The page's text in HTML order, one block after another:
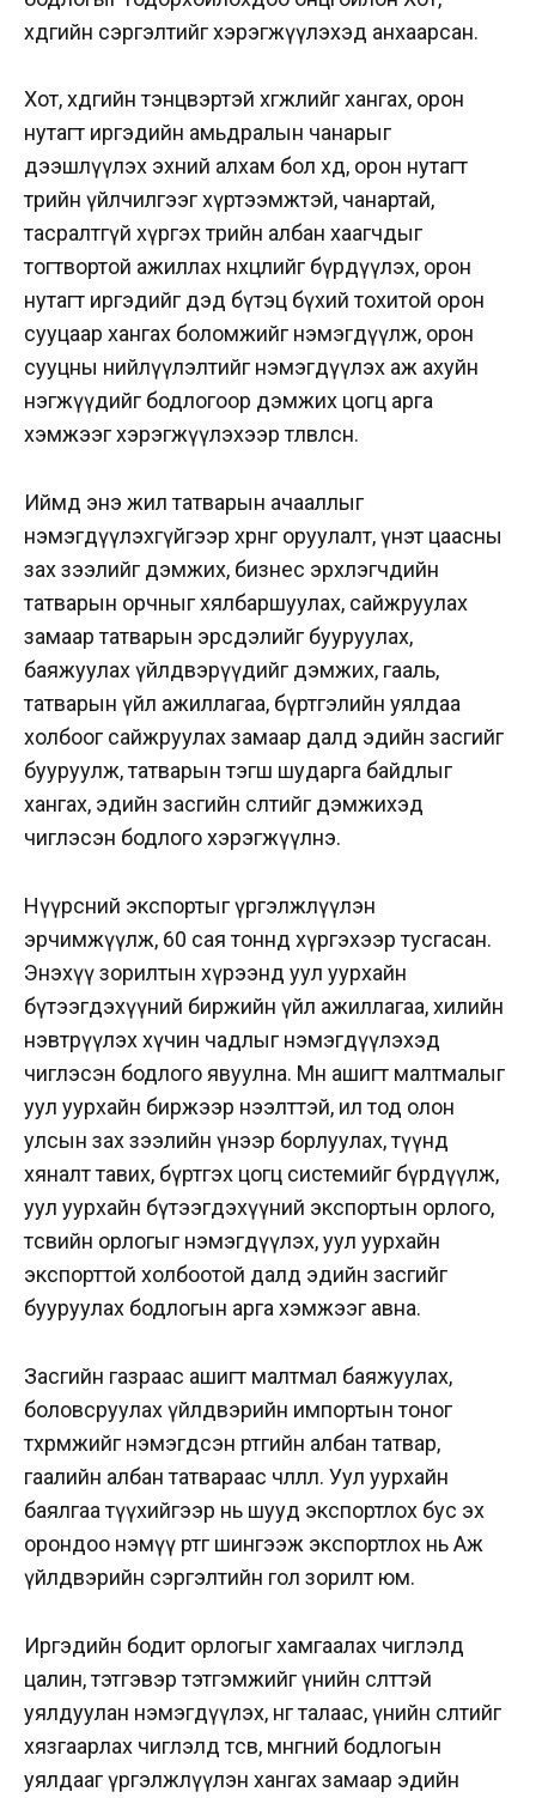
хөдөөгийн сэргэлтийг хэрэгжүүлэхэд анхаарсан.
Хот, хөдөөгийн тэнцвэртэй хөгжлийг хангах, орон
нутагт иргэдийн амьдралын чанарыг
дээшлүүлэх эхний алхам бол хөдөө, орон нутагт
төрийн үйлчилгээг хүртээмжтэй, чанартай,
тасралтгүй хүргэх төрийн албан хаагчдыг
тогтвортой ажиллах нөхцөлийг бүрдүүлэх, орон
нутагт иргэдийг дэд бүтэц бүхий тохитой орон
сууцаар хангах боломжийг нэмэгдүүлж, орон
сууцны нийлүүлэлтийг нэмэгдүүлэх аж ахуйн
нэгжүүдийг бодлогоор дэмжих цогц арга
хэмжээг хэрэгжүүлэхээр төлөвлөсөн.
Иймд энэ жил татварын ачааллыг
нэмэгдүүлэхгүйгээр хөрөнгө оруулалт, үнэт цаасны
зах зээлийг дэмжих, бизнес эрхлэгчдийн
татварын орчныг хялбаршуулах, сайжруулах
замаар татварын эрсдэлийг бууруулах,
баяжуулах үйлдвэрүүдийг дэмжих, гааль,
татварын үйл ажиллагаа, бүртгэлийн уялдаа
холбоог сайжруулах замаар далд эдийн засгийг
бууруулж, татварын тэгш шударга байдлыг
хангах, эдийн засгийн өсөлтийг дэмжихэд
чиглэсэн бодлого хэрэгжүүлнэ.
Нүүрсний экспортыг үргэлжлүүлэн
эрчимжүүлж, 60 сая тоннд хүргэхээр тусгасан.
Энэхүү зорилтын хүрээнд уул уурхайн
бүтээгдэхүүний биржийн үйл ажиллагаа, хилийн
нэвтрүүлэх хүчин чадлыг нэмэгдүүлэхэд
чиглэсэн бодлого явуулна. Мөн ашигт малтмалыг
уул уурхайн биржээр нээлттэй, ил тод олон
улсын зах зээлийн үнээр борлуулах, түүнд
хяналт тавих, бүртгэх цогц системийг бүрдүүлж,
уул уурхайн бүтээгдэхүүний экспортын орлого,
төсвийн орлогыг нэмэгдүүлэх, уул уурхайн
экспорттой холбоотой далд эдийн засгийг
бууруулах бодлогын арга хэмжээг авна.
Засгийн газраас ашигт малтмал баяжуулах,
боловсруулах үйлдвэрийн импортын тоног
төхөөрөмжийг нэмэгдсэн өртгийн албан татвар,
гаалийн албан татвараас чөлөөллөө. Уул уурхайн
баялгаа түүхийгээр нь шууд экспортлох бус эх
орондоо нэмүү өртөг шингээж экспортлох нь Аж
үйлдвэрийн сэргэлтийн гол зорилт юм.
Иргэдийн бодит орлогыг хамгаалах чиглэлд
цалин, тэтгэвэр тэтгэмжийг үнийн өсөлттэй
уялдуулан нэмэгдүүлэх, нөгөө талаас, үнийн өсөлтийг
хязгаарлах чиглэлд төсөв, мөнгөний бодлогын
уялдааг үргэлжлүүлэн хангах замаар эдийн